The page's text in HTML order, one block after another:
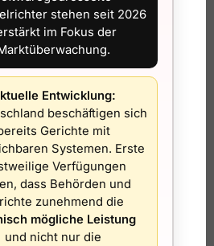
Genehmigung für ein
auf dem Balkon
des Balkons aufgestellt wird,
ist die Situation oft
am Geländer. Aber
heisst nicht automatisch frei von
bei Windlast,
oder Reglementsverhältnis
stehen seit 2026
im Fokus der
Entwicklung:
beschäftigen sich
Gerichte mit
Systemen. Erste
Verfügungen
dass Behörden und
zunehmend die
mögliche Leistung
und nicht nur die